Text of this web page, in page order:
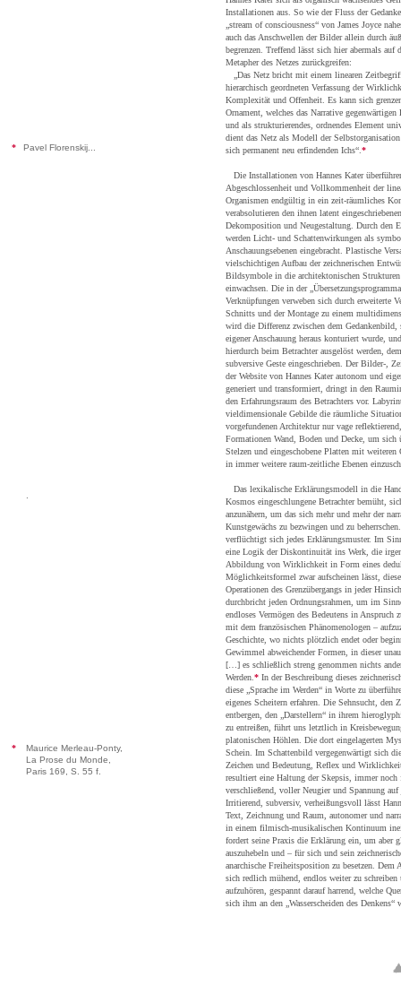
* Pavel Florenskij...
Installationen aus. So wie der Fluss der
„stream of consciousness“ von James Joyce
auch das Anschwellen der Bilder allein durch
begrenzen. Treffend lässt sich hier abermals
Metapher des Netzes zurückgreifen:
„Das Netz bricht mit einem linearen
hierarchisch geordneten Verfassung der
Komplexität und Offenheit. Es kann sich
Ornament, welches das Narrative
und als strukturierendes, ordnendes Element
dient das Netz als Modell der
sich permanent neu erfindenden Ichs“. *
Die Installationen von Hannes Kater
Abgeschlossenheit und Vollkommenheit der
Organismen endgültig in ein zeit-räumliches
verabsolutieren den ihnen latent
Dekomposition und Neugestaltung. Durch den
werden Licht- und Schattenwirkungen als
Anschauungsebenen eingebracht. Plastische
vielschichtigen Aufbau der zeichnerischen
Bildsymbole in die architektonischen Strukturen
einwachsen. Die in der
Verknüpfungen verweben sich durch erweiterte
Schnitts und der Montage zu einem
wird die Differenz zwischen dem Gedankenbild,
eigener Anschauung heraus konturiert wurde,
hierdurch beim Betrachter ausgelöst werden,
subversive Geste eingeschrieben. Der Bilder-,
der Website von Hannes Kater autonom und
generiert und transformiert, dringt in den
den Erfahrungsraum des Betrachters vor.
vieldimensionale Gebilde die räumliche
vorgefundenen Architektur nur vage
Formationen Wand, Boden und Decke, um sich
Stelzen und eingeschobene Platten mit
in immer weitere raum-zeitliche Ebenen
*
Maurice Merleau-Ponty,
La Prose du Monde,
Paris 169, S. 55 f.
Das lexikalische Erklärungsmodell in die
Kosmos eingeschlungene Betrachter bemüht,
anzunähern, um das sich mehr und mehr der
Kunstgewächs zu bezwingen und zu
verflüchtigt sich jedes Erklärungsmuster. Im
eine Logik der Diskontinuität ins Werk, die
Abbildung von Wirklichkeit in Form eines
Möglichkeitsformel zwar aufscheinen lässt,
Operationen des Grenzübergangs in jeder
durchbricht jeden Ordnungsrahmen, um im
endloses Vermögen des Bedeutens in Anspruch
mit dem französischen Phänomenologen –
Geschichte, wo nichts plötzlich endet oder
Gewimmel abweichender Formen, in dieser
[…] es schließlich streng genommen nichts
Werden. * In der Beschreibung dieses
diese „Sprache im Werden“ in Worte zu
eigenes Scheitern erfahren. Die Sehnsucht, den
entbergen, den „Darstellern“ in ihrem
zu entreißen, führt uns letztlich in
platonischen Höhlen. Die dort eingelagerten
Schein. Im Schattenbild vergegenwärtigt sich
Zeichen und Bedeutung, Reflex und
resultiert eine Haltung der Skepsis, immer noch
verschließend, voller Neugier und Spannung
Irritierend, subversiv, verheißungsvoll lässt
Text, Zeichnung und Raum, autonomer und
in einem filmisch-musikalischen Kontinuum
fordert seine Praxis die Erklärung ein, um aber
auszuhebeln und – für sich und sein
anarchische Freiheitsposition zu besetzen.
sich redlich mühend, endlos weiter zu schreiben
aufzuhören, gespannt darauf harrend, welche
sich ihm an den „Wasserscheiden des Denkens“